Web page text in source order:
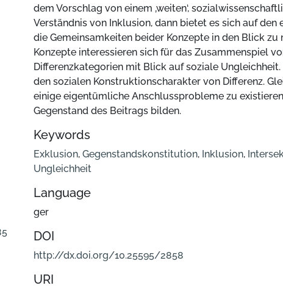
dem Vorschlag von einem ‚weiten‘,
Verständnis von Inklusion, dann bietet es sich auf den
die Gemeinsamkeiten beider Konzepte in den Blick zu
Konzepte interessieren sich für das Zusammenspiel
Differenzkategorien mit Blick auf soziale
den sozialen Konstruktionscharakter von Differenz.
einige eigentümliche Anschlussprobleme zu
Gegenstand des Beitrags bilden.
Keywords
Exklusion, Gegenstandskonstitution, Inklusion,
Ungleichheit
Language
ger
DOI
http://dx.doi.org/10.25595/2858
URI